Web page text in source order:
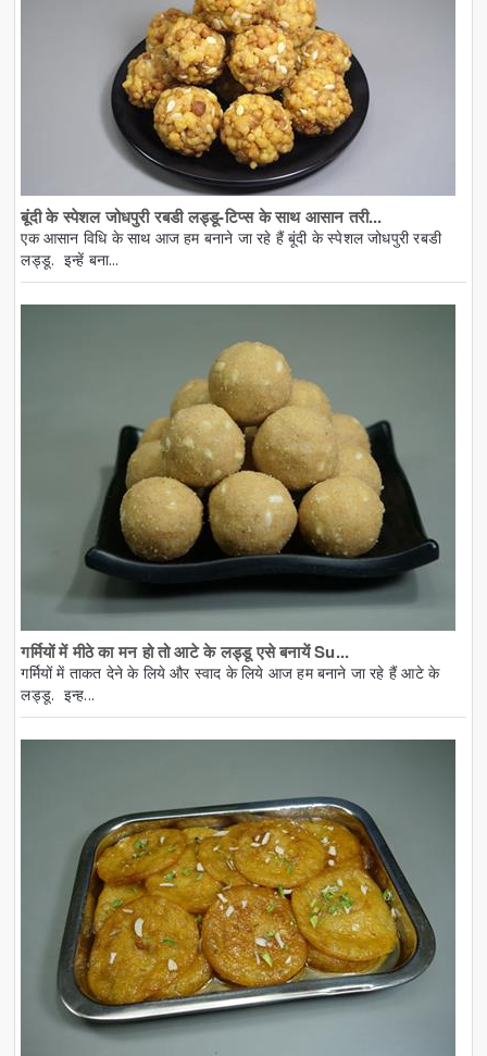
बूंदी के स्पेशल जोधपुरी रबडी लड्डू-टिप्स के साथ आसान तरी...
एक आसान विधि के साथ आज हम बनाने जा रहे हैं बूंदी के स्पेशल जोधपुरी रबडी
लड्डू. इन्हें बना...
गर्मियों में मीठे का मन हो तो आटे के लड्डू एसे बनायें Su...
गर्मियों में ताकत देने के लिये और स्वाद के लिये आज हम बनाने जा रहे हैं आटे के
लड्डू. इन्ह...